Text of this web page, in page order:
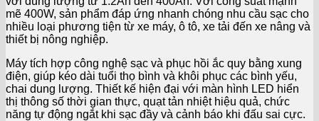
mẽ 400W, sản phẩm đáp ứng nhanh chóng nhu cầu sạc cho
nhiều loại phương tiện từ xe máy, ô tô, xe tải đến xe nâng và
thiết bị nông nghiệp.
Máy tích hợp công nghệ sạc và phục hồi ắc quy bằng xung
điện, giúp kéo dài tuổi thọ bình và khôi phục các bình yếu,
chai dung lượng. Thiết kế hiện đại với màn hình LED hiển
thị thông số thời gian thực, quạt tản nhiệt hiệu quả, chức
năng tự động ngắt khi sạc đầy và cảnh báo khi đấu sai cực.